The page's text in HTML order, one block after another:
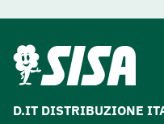
D.IT DISTRIBUZIONE